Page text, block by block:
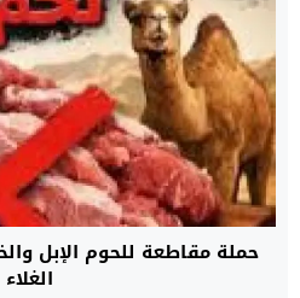
حملة مقاطعة للحوم الإبل
الغلاء